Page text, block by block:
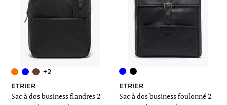
+2
ETRIER
Sac à dos business flandres 2
ETRIER
Sac à dos business foulonné 2